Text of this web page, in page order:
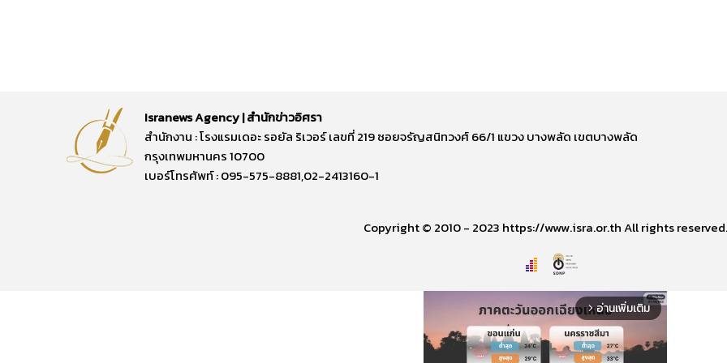
Isranews Agency | สำนักข่าวอิศรา
สำนักงาน : โรงแรมเดอะ รอยัล ริเวอร์ เลขที่ 219 ซอยจรัญสนิทวงศ์ 66/1 แขวง บางพลัด เขตบางพลัด
กรุงเทพมหานคร 10700
เบอร์โทรศัพท์ : 095-575-8881,02-2413160-1
Copyright © 2010 - 2023 https://www.isra.or.th All rights reserved.
arrow_forward_ios อ่านเพิ่มเติม